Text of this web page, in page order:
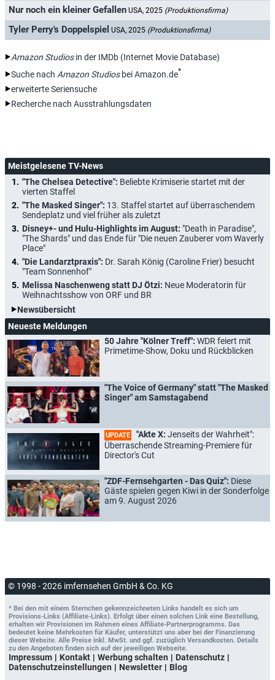
Nur noch ein kleiner Gefallen USA, 2025 (Produktionsfirma)
Tyler Perry's Doppelspiel USA, 2025 (Produktionsfirma)
Amazon Studiosin der IMDb (Internet Movie Database)
Suche nach Amazon Studiosbei Amazon.de*
erweiterte Seriensuche
Recherche nach Ausstrahlungsdaten
Meistgelesene TV-News
"The Chelsea Detective": Beliebte Krimiserie startet mit der
vierten Staffel
"The Masked Singer": 13. Staffel startet auf überraschendem
Sendeplatz und viel früher als zuletzt
Disney+- und Hulu-Highlights im August: "Death in Paradise",
"The Shards" und das Ende für "Die neuen Zauberer vom Waverly
Place"
"Die Landarztpraxis": Dr. Sarah König (Caroline Frier) besucht
"Team Sonnenhof"
Melissa Naschenweng statt DJ Ötzi: Neue Moderatorin für
Weihnachtsshow von ORF und BR
Newsübersicht
Neueste Meldungen
50 Jahre "Kölner Treff": WDR feiert mit
Primetime-Show, Doku und Rückblicken
"The Voice of Germany" statt "The Masked
Singer" am Samstagabend
UPDATE "Akte X: Jenseits der Wahrheit":
Überraschende Streaming-Premiere für
Director's Cut
"ZDF-Fernsehgarten - Das Quiz": Diese
Gäste spielen gegen Kiwi in der Sonderfolge
am 9. August 2026
© 1998 - 2026 imfernsehen GmbH & Co. KG
* Bei den mit einem Sternchen gekennzeichneten Links handelt es sich um
Provisions-Links (Affiliate-Links). Erfolgt über einen solchen Link eine Bestellung,
erhalten wir Provisionen im Rahmen eines Affiliate-Partnerprogramms. Das
bedeutet keine Mehrkosten für Käufer, unterstützt uns aber bei der Finanzierung
dieser Website. Alle Preise inkl. MwSt. und ggf. zuzüglich Versandkosten. Details
zu den Angeboten finden sich auf der jeweiligen Webseite.
Impressum Kontakt Werbung schalten
Datenschutz
Datenschutzeinstellungen
Newsletter Blog